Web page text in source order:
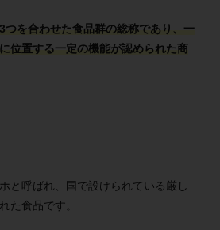
つを合わせた食品群の総称であり、一
位置する一定の機能が認められた商
と呼ばれ、国で設けられている厳し
た食品です。